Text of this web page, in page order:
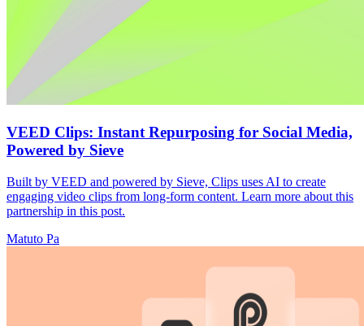
VEED Clips: Instant Repurposing for Social Media,
Powered by Sieve
Built by VEED and powered by Sieve, Clips uses AI to create
engaging video clips from long-form content. Learn more about this
partnership in this post.
Matuto Pa